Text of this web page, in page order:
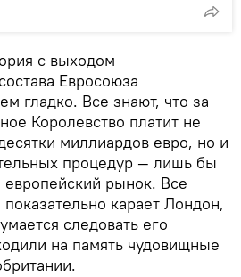
с выходом
Евросоюза
гладко. Все знают, что за
Королевство платит не
миллиардов евро, но и
процедур — лишь бы
европейский рынок. Все
карает Лондон,
следовать его
на память чудовищные